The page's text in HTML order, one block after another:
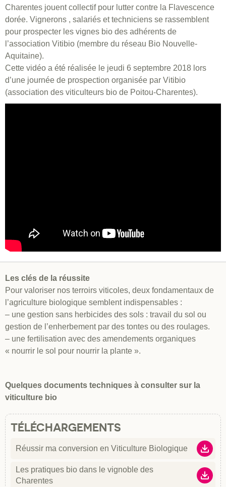
Charentes jouent collectif pour lutter contre la Flavescence
dorée. Vignerons , salariés et techniciens se rassemblent
pour prospecter les vignes bio des adhérents de
l’association Vitibio (membre du réseau Bio Nouvelle-
Aquitaine).
Cette vidéo a été réalisée le jeudi 6 septembre 2018 lors
d’une journée de prospection organisée par Vitibio
(association des viticulteurs bio de Poitou-Charentes).
Les clés de la réussite
Pour valoriser nos terroirs viticoles, deux fondamentaux de
l’agriculture biologique semblent indispensables :
– une gestion sans herbicides des sols : travail du sol ou
gestion de l’enherbement par des tontes ou des roulages.
– une fertilisation avec des amendements organiques
« nourrir le sol pour nourrir la plante ».
Quelques documents techniques à consulter sur la
viticulture bio
TÉLÉCHARGEMENTS
Réussir ma conversion en Viticulture Biologique
Ce guide technique à la conversion en viticulture
Les pratiques bio dans le vignoble des
Charentes